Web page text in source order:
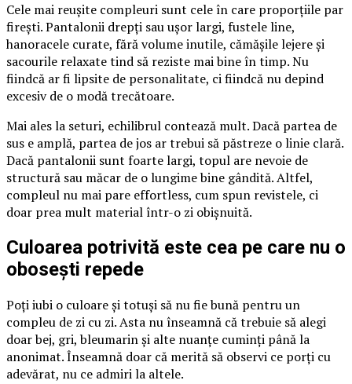
Cele mai reușite compleuri sunt cele în care proporțiile par
firești. Pantalonii drepți sau ușor largi, fustele line,
hanoracele curate, fără volume inutile, cămășile lejere și
sacourile relaxate tind să reziste mai bine în timp. Nu
fiindcă ar fi lipsite de personalitate, ci fiindcă nu depind
excesiv de o modă trecătoare.
Mai ales la seturi, echilibrul contează mult. Dacă partea de
sus e amplă, partea de jos ar trebui să păstreze o linie clară.
Dacă pantalonii sunt foarte largi, topul are nevoie de
structură sau măcar de o lungime bine gândită. Altfel,
compleul nu mai pare effortless, cum spun revistele, ci
doar prea mult material într-o zi obișnuită.
Culoarea potrivită este cea pe care nu o
obosești repede
Poți iubi o culoare și totuși să nu fie bună pentru un
compleu de zi cu zi. Asta nu înseamnă că trebuie să alegi
doar bej, gri, bleumarin și alte nuanțe cuminți până la
anonimat. Înseamnă doar că merită să observi ce porți cu
adevărat, nu ce admiri la altele.